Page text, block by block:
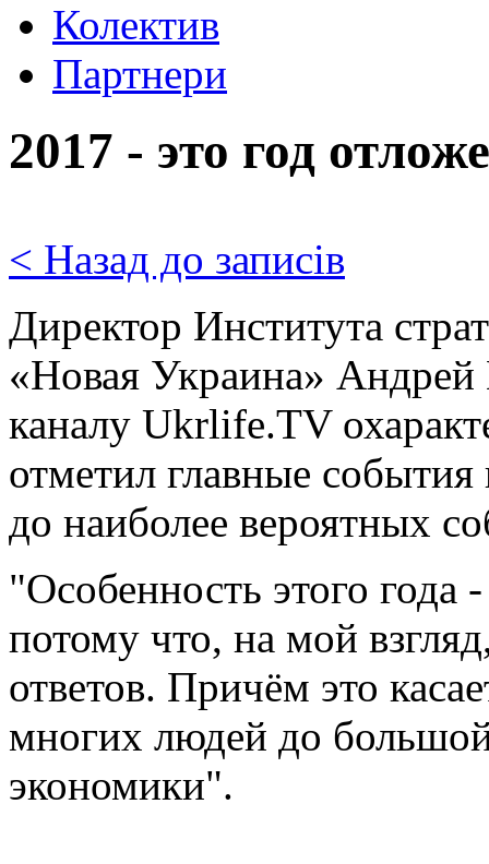
Колектив
Партнери
2017 - это год
< Назад до записів
Директор Института
«Новая Украина» Андрей
каналу Ukrlife.TV
отметил главные
до наиболее вероятных
"Особенность этого года
потому что, на мой
ответов. Причём это
многих людей до
экономики".